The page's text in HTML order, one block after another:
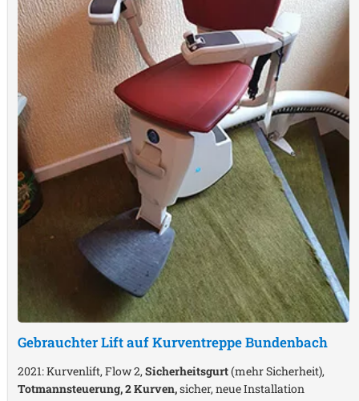
Gebrauchter Lift auf KurventreppeBundenbach
2021: Kurvenlift, Flow 2, Sicherheitsgurt(mehr Sicherheit),
Totmannsteuerung, 2 Kurven,sicher, neue Installation